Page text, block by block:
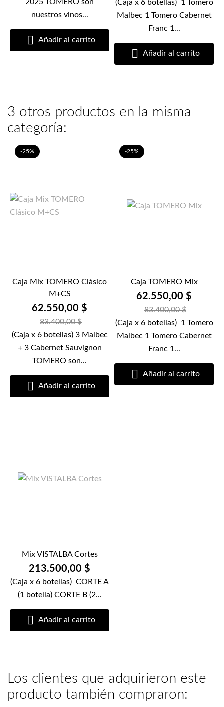
2025 TOMERO son
nuestros vinos...
 Añadir al carrito
(Caja x 6 botellas) 1 Tomero
Malbec 1 Tomero Cabernet
Franc 1...
 Añadir al carrito
3 otros productos en la misma
categoría:
-25%
Caja Mix TOMERO Clásico
M+CS
62.550,00 $
83.400,00 $
(Caja x 6 botellas) 3 Malbec
+ 3 Cabernet Sauvignon
TOMERO son...
 Añadir al carrito
-25%
Caja TOMERO Mix
62.550,00 $
83.400,00 $
(Caja x 6 botellas) 1 Tomero
Malbec 1 Tomero Cabernet
Franc 1...
 Añadir al carrito
Mix VISTALBA Cortes
213.500,00 $
(Caja x 6 botellas) CORTE A
(1 botella) CORTE B (2...
 Añadir al carrito
Los clientes que adquirieron este
producto también compraron: